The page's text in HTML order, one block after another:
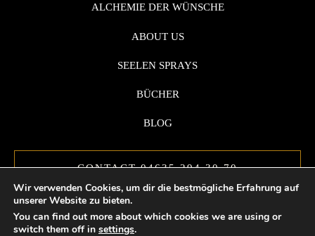
ALCHEMIE DER WÜNSCHE
ABOUT US
SEELEN SPRAYS
BÜCHER
BLOG
CONTACT 04635 294 30 70
Wir verwenden Cookies, um dir die bestmögliche Erfahrung auf
unserer Website zu bieten.
You can find out more about which cookies we are using or
switch them off in settings.